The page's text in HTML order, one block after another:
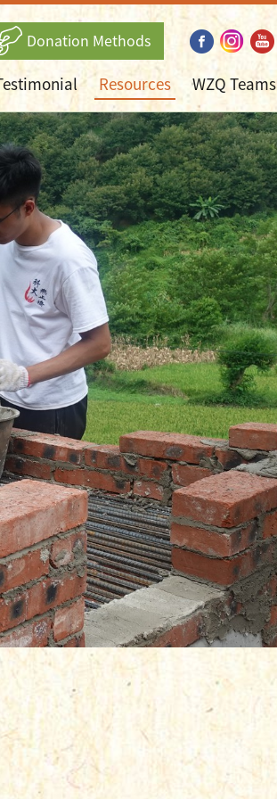
Donation Methods
Resources WZQ Teams